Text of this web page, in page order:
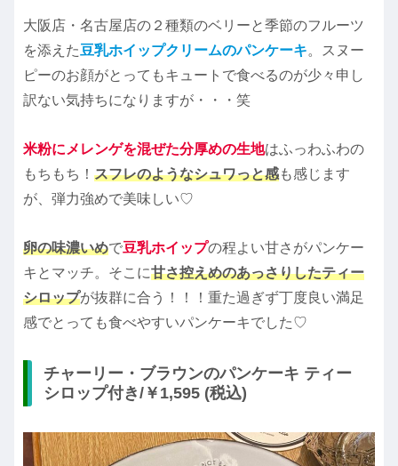
大阪店・名古屋店の２種類のベリーと季節のフルーツ
を添えた豆乳ホイップクリームのパンケーキ。スヌー
ピーのお顔がとってもキュートで食べるのが少々申し
訳ない気持ちになりますが・・・笑
米粉にメレンゲを混ぜた分厚めの生地はふっわふわの
もちもち！ スフレのようなシュワっと感も感じます
が、弾力強めで美味しい♡
卵の味濃いめで豆乳ホイップの程よい甘さがパンケー
キとマッチ。そこに甘さ控えめのあっさりしたティー
シロップが抜群に合う！！！重た過ぎず丁度良い満足
感でとっても食べやすいパンケーキでした♡
チャーリー・ブラウンのパンケーキ ティー
シロップ付き/￥1,595 (税込)